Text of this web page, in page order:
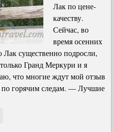
Лак по цене-
качеству.
Сейчас, во
время осенних
существенно подросли,
Гранд Меркури и я
что многие ждут мой отзыв
по горячим следам. — Лучшие